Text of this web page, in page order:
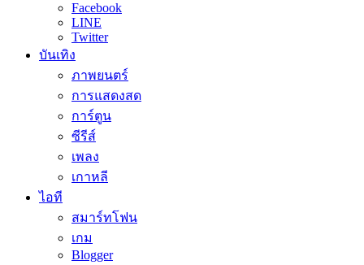
Facebook
LINE
Twitter
บันเทิง
ภาพยนตร์
การแสดงสด
การ์ตูน
ซีรีส์
เพลง
เกาหลี
ไอที
สมาร์ทโฟน
เกม
Blogger